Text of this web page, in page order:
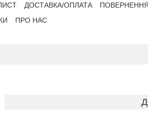
ДОСТАВКА/ОПЛАТА
ПРО НАС